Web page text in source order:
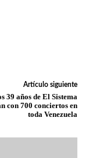
Artículo siguiente
39 años de El Sistema
con 700 conciertos en
toda Venezuela